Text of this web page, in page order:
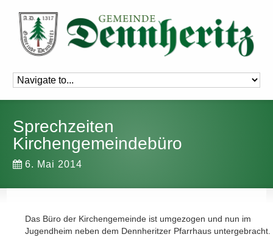
Sprechzeiten
Kirchengemeindebüro
6. Mai 2014
Das Büro der Kirchengemeinde ist umgezogen und nun im
Jugendheim neben dem Dennheritzer Pfarrhaus untergebracht.